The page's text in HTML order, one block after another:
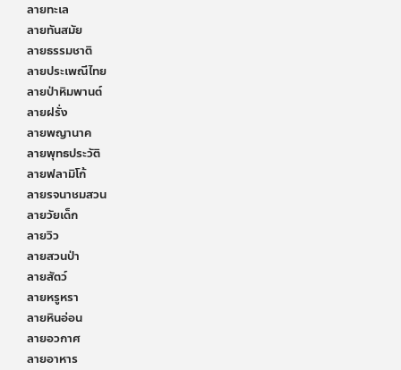
ลายทะเล
ลายทันสมัย
ลายธรรมชาติ
ลายประเพณีไทย
ลายป่าหิมพานต์
ลายฝรั่ง
ลายพญานาค
ลายพุทธประวัติ
ลายฟลามิโก้
ลายรจนาชมสวน
ลายวัยเด็ก
ลายวิว
ลายสวนป่า
ลายสัตว์
ลายหรูหรา
ลายหินอ่อน
ลายอวกาศ
ลายอาหาร